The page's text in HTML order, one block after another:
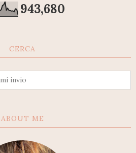
943,680
CERCA
ABOUT ME